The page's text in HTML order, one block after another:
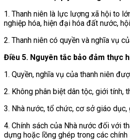
1. Thanh niên là lực lượng xã hội to
nghiệp hóa, hiện đại hóa đất nước,
2. Thanh niên có quyền và nghĩa vụ
Điều 5. Nguyên tắc bảo đảm thực
1. Quyền, nghĩa vụ của thanh niên
2. Không phân biệt dân tộc, giới tính,
3. Nhà nước, tổ chức, cơ sở giáo
4. Chính sách của Nhà nước đối với
dựng hoặc lồng ghép trong các